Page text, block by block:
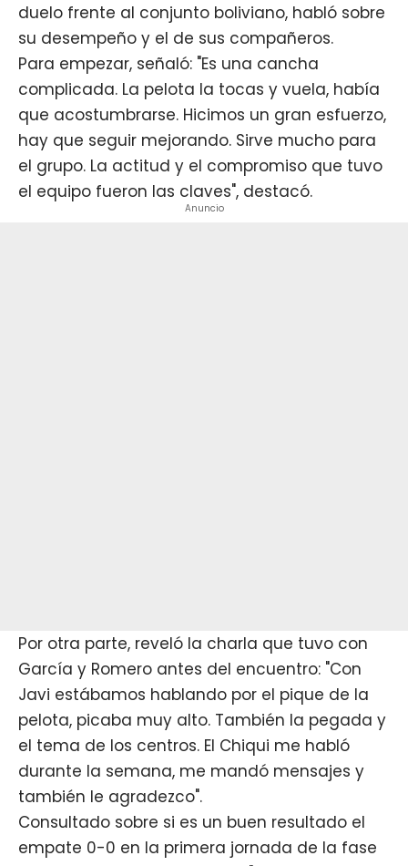
duelo frente al conjunto boliviano, habló sobre
su desempeño y el de sus compañeros.
Para empezar, señaló: "Es una cancha
complicada. La pelota la tocas y vuela, había
que acostumbrarse. Hicimos un gran esfuerzo,
hay que seguir mejorando. Sirve mucho para
el grupo. La actitud y el compromiso que tuvo
el equipo fueron las claves", destacó.
Anuncio
Por otra parte, reveló la charla que tuvo con
García y Romero antes del encuentro: "Con
Javi estábamos hablando por el pique de la
pelota, picaba muy alto. También la pegada y
el tema de los centros. El Chiqui me habló
durante la semana, me mandó mensajes y
también le agradezco".
Consultado sobre si es un buen resultado el
empate 0-0 en la primera jornada de la fase